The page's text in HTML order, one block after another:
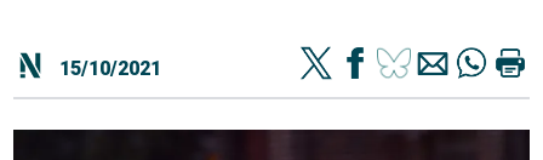
15/10/2021